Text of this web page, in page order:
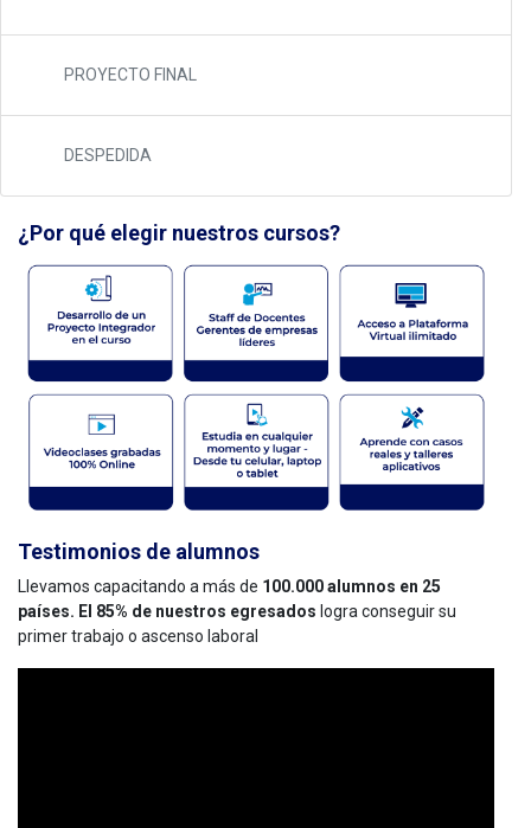
PROYECTO FINAL
DESPEDIDA
¿Por qué elegir nuestros cursos?
Testimonios de alumnos
Llevamos capacitando a más de 100.000 alumnos en 25
países. El 85% de nuestros egresados logra conseguir su
primer trabajo o ascenso laboral